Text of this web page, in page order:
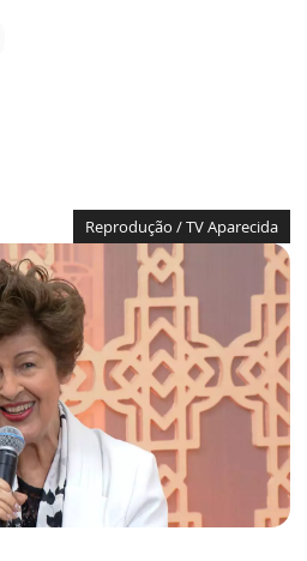
Reprodução / TV Aparecida